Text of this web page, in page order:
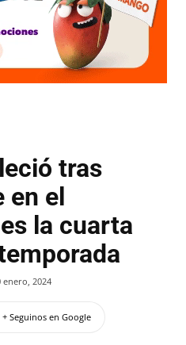
tras
en el
la cuarta
enero, 2024
+ Seguinos en Google